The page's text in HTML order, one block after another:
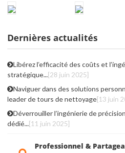
Dernières actualités
Libérez l’efficacité des coûts et
stratégique...[28 juin 2025]
Naviguer dans des solutions
leader de tours de nettoyage[13 juin
Déverrouiller l’ingénierie de
dédié...[11 juin 2025]
Professionnel &